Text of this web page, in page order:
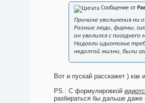
Сообщение от
Причина увольнения ни
Разные люди, фирмы,
он уволился с
Надоели идиотские
недолгой жизни, были
Вот и пускай расскажет ) как
PS.: С формулировкой
разбираться бы дальше даже